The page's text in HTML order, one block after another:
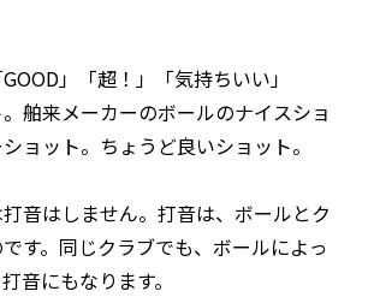
」「超！」「気持ちいい」
舶来メーカーのボールのナイスショ
ョット。ちょうど良いショット。
音はしません。打音は、ボールとク
す。同じクラブでも、ボールによっ
音にもなります。